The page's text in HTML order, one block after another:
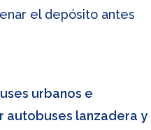
el depósito antes
urbanos e
autobuses lanzadera y